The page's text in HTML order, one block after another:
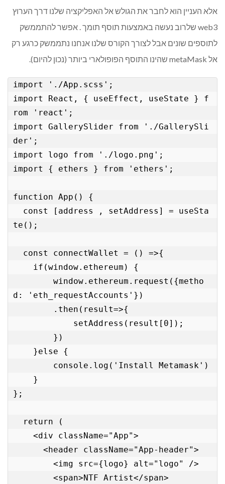
אלא העניין הוא לחבר את הגולש אל האפליקציה שלנו דרך הערוץ
web3 שלרוב נעשה באמצעות תוסף תומך . אפשר להתממשק
לתוספים שונים אבל לצורך הקורס שלנו אנחנו נתממשק כרגע רק
אל metaMask שהינו התוסף הפופולארי ביותר (נכון להיום).
import './App.scss';
import React, { useEffect, useState } f
rom 'react';
import GallerySlider from './GallerySli
der';
import logo from './logo.png';
import { ethers } from 'ethers';
function App() {
te();
d: 'eth_requestAccounts'})
};